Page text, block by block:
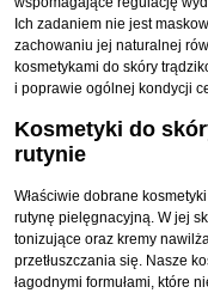
Ich zadaniem nie jest
zachowaniu jej naturalnej
kosmetykami do skóry
i poprawie ogólnej kondycji
Kosmetyki do
rutynie
Właściwie dobrane
rutynę pielęgnacyjną. W jej
tonizujące oraz kremy
przetłuszczania się. Nasze
łagodnymi formułami, które